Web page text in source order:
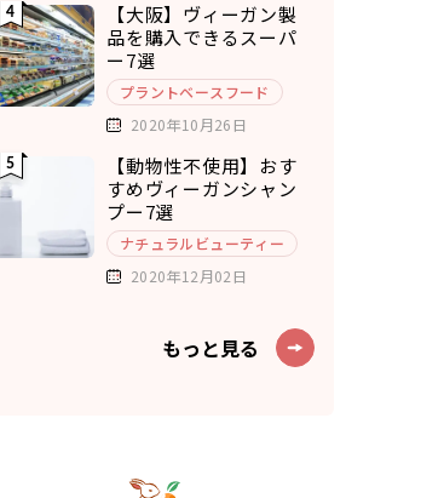
【大阪】ヴィーガン製
品を購入できるスーパ
ー7選
プラントベースフード
2020年10月26日
【動物性不使用】おす
すめヴィーガンシャン
プー7選
ナチュラルビューティー
2020年12月02日
もっと見る